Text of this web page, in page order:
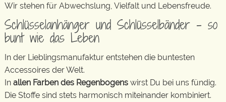
Wir stehen für Abwechslung, Vielfalt und Lebensfreude.
Schlüsselanhänger und Schlüsselbänder – so
bunt wie das Leben
In der Lieblingsmanufaktur entstehen die buntesten
Accessoires der Welt.
In allen Farben des Regenbogens wirst Du bei uns fündig.
Die Stoffe sind stets harmonisch miteinander kombiniert.